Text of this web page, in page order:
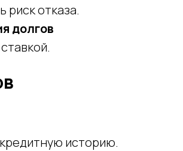
риск отказа.
долгов
историю.